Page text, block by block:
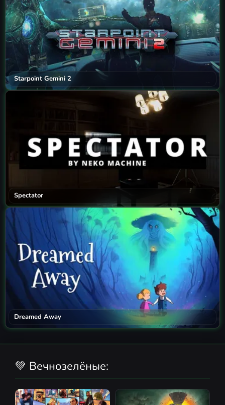
Starpoint Gemini 2
Spectator
Dreamed Away
💚 Вечнозелёные: